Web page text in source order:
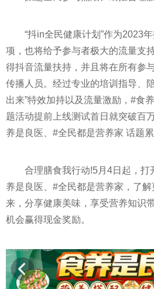
“抖in全民健康计划”作为2023
项，也将给予参与者极大的流量支
得抖音流量扶持，并且将在所有参
传播人员。经过专业的培训指导、
出来”特效加持以及流量激励，#食
题活动提前上线测试首日就突破百
养是良医、#全民都是营养家 话题
合理膳食我行动!5月4日起，打
养是良医、#全民都是营养家，了
来，分享健康美味，享受营养知识
机会赢得现金奖励。